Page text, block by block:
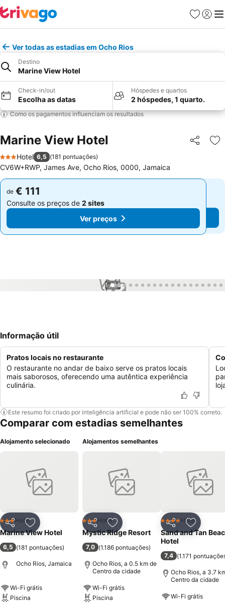
Favoritos
Iniciar
Ver todas as estadias em Ocho Rios
Destino
Marine View Hotel
Check-in/out
Escolha as datas
Hóspedes e quartos
2 hóspedes, 1 quarto.
Como os pagamentos influenciam os resultados
Marine View Hotel Partilhar
3 Estrelas
Hotel 6,5 (181 pontuações)
CV6W+RWP, James Ave, Ocho Rios, 0000, Jamaica
de € 111
Consulte os preços de 2 sites
Ver preços
de € 111
Consulte os preços de 2 sites
Ver preços
1 / 36
Informação útil
Pratos locais no restaurante
O restaurante no andar de baixo serve os pratos locais
mais saborosos, oferecendo uma autêntica experiência
culinária.
Este resumo foi criado por inteligência artificial e pode não ser 100% correto.
Comparar com estadias semelhantes
Alojamento selecionado
PartilharAdicionar aos favoritos
3 Estrelas
Hotel
Marine View Hotel
6,5 (181 pontuações)
Ocho Rios, Jamaica
Wi-Fi grátis
Piscina
Alojamentos semelhantes
PartilharAdicionar aos favoritos
3 Estrelas
Hotel
Mystic Ridge Resort
7,0 (1.186 pontuações)
Ocho Rios, a 0.5 km de
Centro da cidade
Wi-Fi grátis
Piscina
Partilhar
4 EstrelasHotel
Sand and Tan
Hotel
7,4 (1.171
Ocho Rios, a 3.7
Centro da cidade
Wi-Fi grátis